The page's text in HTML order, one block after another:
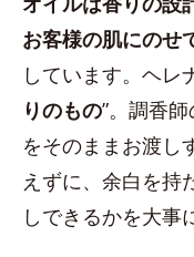
お客様の肌にのせ
しています。ヘレ
りのもの”。調香
をそのままお渡し
えずに、余白を持
しできるかを大事